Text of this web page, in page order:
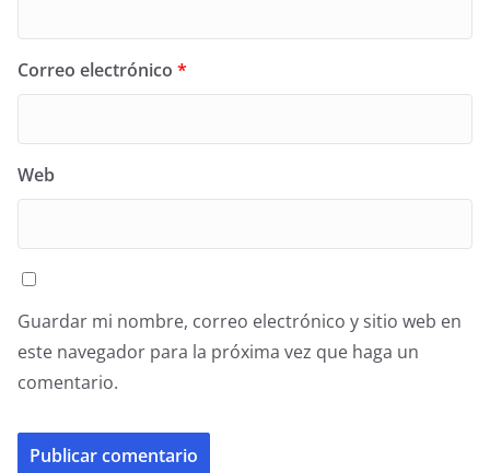
Correo electrónico *
Web
Guardar mi nombre, correo electrónico y sitio web en
este navegador para la próxima vez que haga un
comentario.